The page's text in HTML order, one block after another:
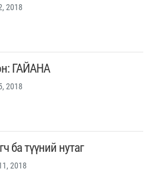
2018
ГАЙАНА
2018
ба түүний нутаг
2018